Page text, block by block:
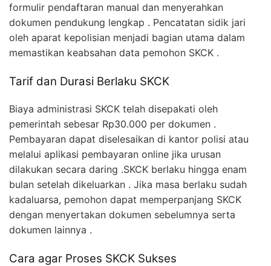
formulir pendaftaran manual dan menyerahkan
dokumen pendukung lengkap . Pencatatan sidik jari
oleh aparat kepolisian menjadi bagian utama dalam
memastikan keabsahan data pemohon SKCK .
Tarif dan Durasi Berlaku SKCK
Biaya administrasi SKCK telah disepakati oleh
pemerintah sebesar Rp30.000 per dokumen .
Pembayaran dapat diselesaikan di kantor polisi atau
melalui aplikasi pembayaran online jika urusan
dilakukan secara daring .SKCK berlaku hingga enam
bulan setelah dikeluarkan . Jika masa berlaku sudah
kadaluarsa, pemohon dapat memperpanjang SKCK
dengan menyertakan dokumen sebelumnya serta
dokumen lainnya .
Cara agar Proses SKCK Sukses